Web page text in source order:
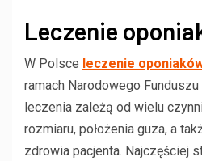
Leczenie
W Polsce leczenie
ramach Narodowego
leczenia zależą od wielu
rozmiaru, położenia guza, a
zdrowia pacjenta. Najczęściej